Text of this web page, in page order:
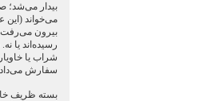
بیدار می‌شد؛
می‌خواند (این
بیرون می‌رفت
رسیده‌اند یا
شراب یا
سفارش
بسته ظریف